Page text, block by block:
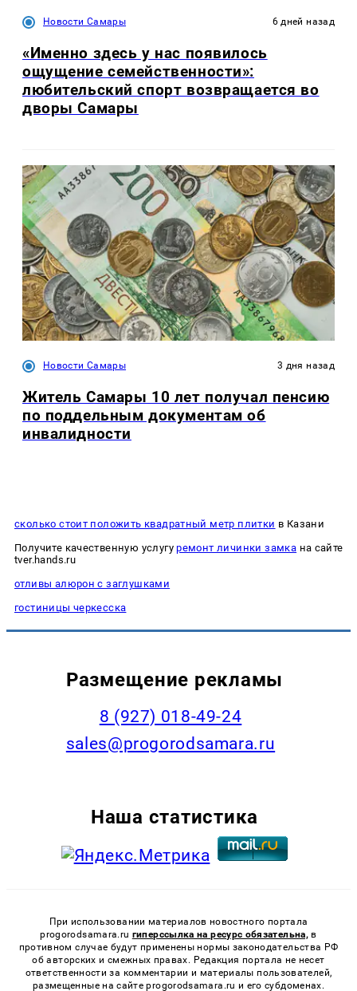
Новости Самары 6 дней назад
«Именно здесь у нас появилось
ощущение семейственности»:
любительский спорт возвращается во
дворы Самары
Новости Самары 3 дня назад
Житель Самары 10 лет получал пенсию
по поддельным документам об
инвалидности
сколько стоит положить квадратный метр плитки в Казани
Получите качественную услугуремонт личинки замка на сайте
tver.hands.ru
отливы алюрон с заглушками
гостиницы черкесска
Размещение рекламы
8 (927) 018-49-24
sales@progorodsamara.ru
Наша статистика
При использовании материалов новостного портала
progorodsamara.ru гиперссылка на ресурс обязательна, в
противном случае будут применены нормы законодательства РФ
об авторских и смежных правах. Редакция портала не несет
ответственности за комментарии и материалы пользователей,
размещенные на сайте progorodsamara.ru и его субдоменах.